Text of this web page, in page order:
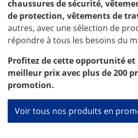
chaussures de sécurité,
de protection, vêtements de
autres, avec une sélection de
répondre à tous les besoins du
Profitez de cette opportunité et
meilleur prix avec plus de 200
promotion.
Voir tous nos produits en